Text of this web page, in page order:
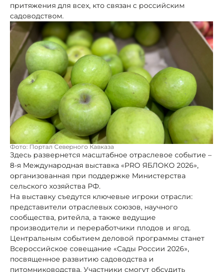
притяжения для всех, кто связан с российским
садоводством.
Фото: Портал Северного Кавказа
Здесь развернется масштабное отраслевое событие –
8-я Международная выставка «PRO ЯБЛОКО 2026»,
организованная при поддержке Министерства
сельского хозяйства РФ.
На выставку съедутся ключевые игроки отрасли:
представители отраслевых союзов, научного
сообщества, ритейла, а также ведущие
производители и переработчики плодов и ягод.
Центральным событием деловой программы станет
Всероссийское совещание «Сады России 2026»,
посвященное развитию садоводства и
питомниководства. Участники смогут обсудить